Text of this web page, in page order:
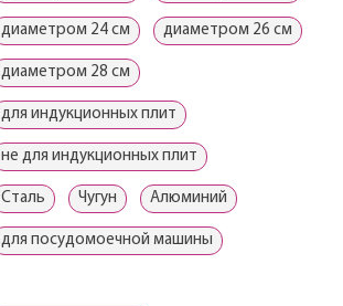
диаметром 24 см диаметром 26 см
диаметром 28 см
для индукционных плит
не для индукционных плит
Сталь Чугун Алюминий
для посудомоечной машины